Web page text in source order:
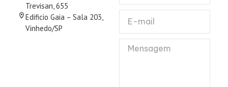
Trevisan, 655
Edificio Gaia – Sala 203,
Vinhedo/SP